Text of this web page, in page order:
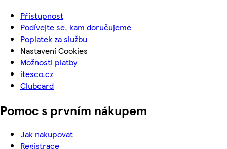
Přístupnost
Podívejte se, kam doručujeme
Poplatek za službu
Nastavení Cookies
Možnosti platby
itesco.cz
Clubcard
Pomoc s prvním nákupem
Jak nakupovat
Registrace